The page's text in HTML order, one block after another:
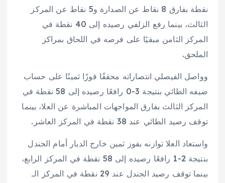
نقطة بفارق 8 نقاط عن الصدارة و5 نقاط عن المركز
الثالث، بينما رفع الزلفي رصيده إلى 40 نقطة في
المركز الثامن مبقيًا على فرصه في اللحاق بمراكز
الملحق.
وواصل الفيصلي انتصاراته محققًا فوزًا ثمينًا على حساب
ضيفه الطائي بنتيجة 3-0 رافعًا رصيده إلى 58 نقطة في
المركز الثالث بفارق المواجهات المباشرة عن العلا، بينما
توقف رصيد الطائي عند 38 نقطة في المركز العاشر.
واستعاد العلا توازنه بفوز ثمين خارج الديار أمام الجندل
بنتيجة 2-1 رافعًا رصيده إلى 58 نقطة في المركز الرابع،
بينما توقف رصيد الجندل عند 29 نقطة في المركز الـ